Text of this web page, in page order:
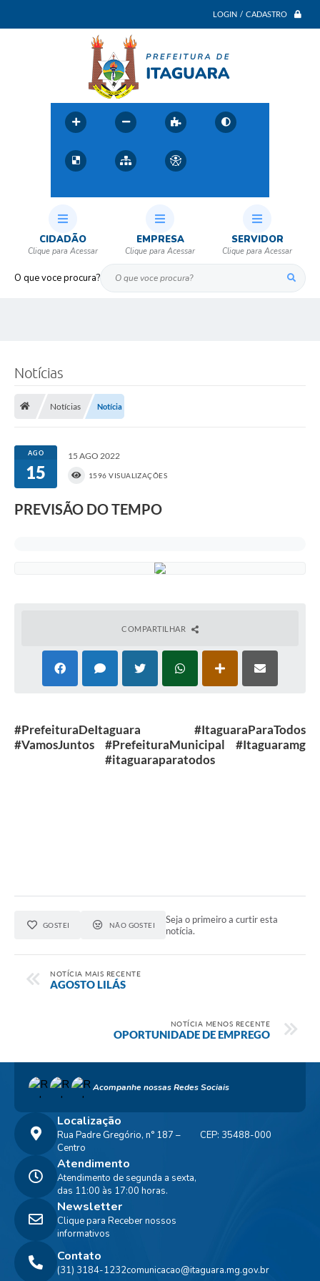
LOGIN / CADASTRO
O que voce procura?
CIDADÃO EMPRESA SERVIDOR
Notícias
Notícias Notícia
AGO
15
15 AGO 2022
1596 VISUALIZAÇÕES
PREVISÃO DO TEMPO
COMPARTILHAR
#PrefeituraDeItaguara #ItaguaraParaTodos
#VamosJuntos #PrefeituraMunicipal #Itaguaramg
#itaguaraparatodos
GOSTEI NÃO GOSTEI
Seja o primeiro a curtir esta
notícia.
NOTÍCIA MAIS RECENTE
AGOSTO LILÁS
NOTÍCIA MENOS RECENTE
OPORTUNIDADE DE EMPREGO
Acompanhe nossas Redes Sociais
Localização
Rua Padre Gregório, n° 187 –
Centro
CEP: 35488-000
Contato
(31) 3184-1232comunicacao@itaguara.mg.gov.br
Atendimento
Atendimento de segunda a sexta,
das 11:00 às 17:00 horas.
Newsletter
Clique para Receber nossos
informativos